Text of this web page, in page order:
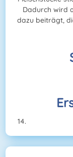
Dadurch wird
dazu beiträgt,